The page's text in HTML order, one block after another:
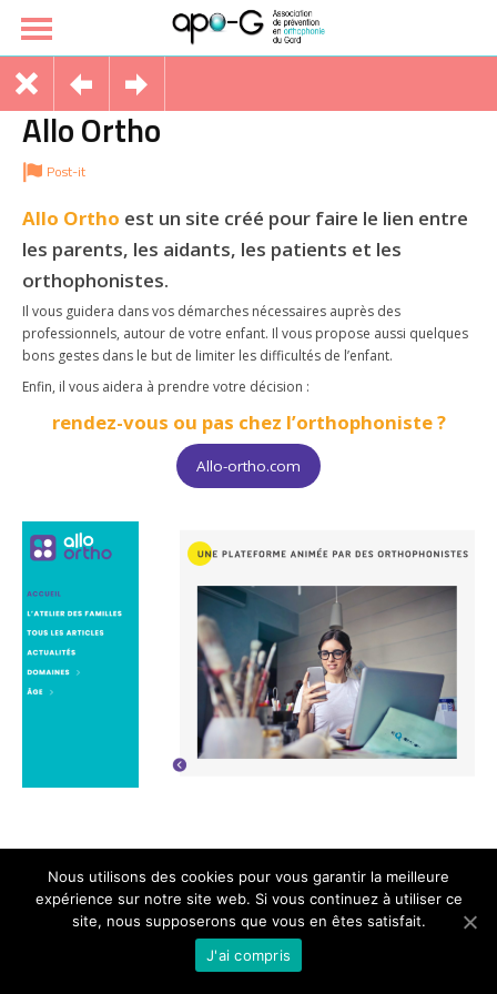
Allo Ortho
Post-it
Allo Ortho est un site créé pour faire le lien entre
les parents, les aidants, les patients et les
orthophonistes.
Il vous guidera dans vos démarches nécessaires auprès des
professionnels, autour de votre enfant. Il vous propose aussi quelques
bons gestes dans le but de limiter les difficultés de l’enfant.
Enfin, il vous aidera à prendre votre décision :
rendez-vous ou pas chez l’orthophoniste ?
Allo-ortho.com
Nous utilisons des cookies pour vous garantir la meilleure
expérience sur notre site web. Si vous continuez à utiliser ce
site, nous supposerons que vous en êtes satisfait.
J'ai compris